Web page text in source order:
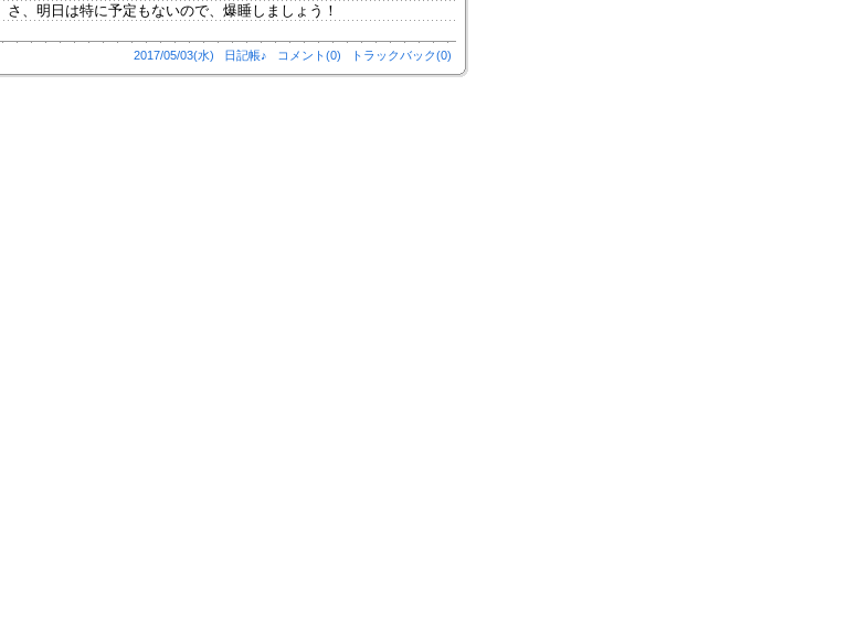
さ、明日は特に予定もないので、爆睡しましょう！
2017/05/03(水) 日記帳♪ コメント(0) トラックバック(0)